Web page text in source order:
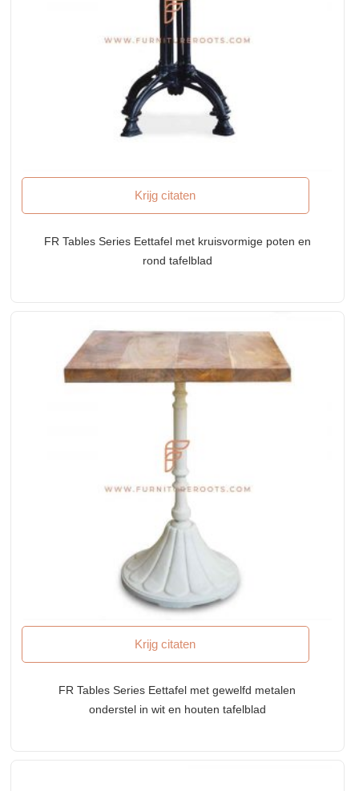
Krijg citaten
FR Tables Series Eettafel met kruisvormige poten en
rond tafelblad
Krijg citaten
FR Tables Series Eettafel met gewelfd metalen
onderstel in wit en houten tafelblad